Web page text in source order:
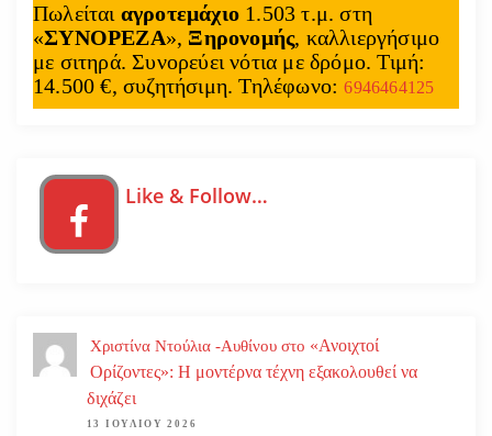
Πωλείται αγροτεμάχιο 1.503 τ.μ. στη
«ΣΥΝΟΡΕΖΑ», Ξηρονομής, καλλιεργήσιμο
με σιτηρά. Συνορεύει νότια με δρόμο. Τιμή:
14.500 €, συζητήσιμη. Τηλέφωνο:6946464125
Like & Follow…
Χριστίνα Ντούλια -Αυθίνου στο «Ανοιχτοί
Ορίζοντες»: Η μοντέρνα τέχνη εξακολουθεί να
διχάζει
13 ΙΟΥΛΊΟΥ 2026